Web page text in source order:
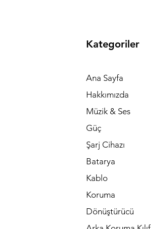
Kategoriler
Ana Sayfa
Hakkımızda
Müzik & Ses
Güç
Şarj Cihazı
Batarya
Kablo
Koruma
Dönüştürücü